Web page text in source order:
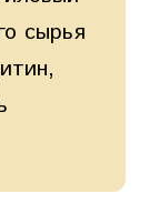
сырья